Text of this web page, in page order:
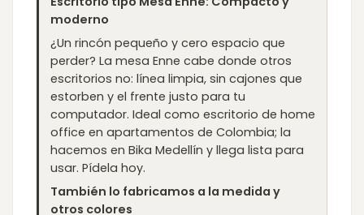
moderno
¿Un rincón pequeño y cero espacio que
perder? La mesa Enne cabe donde otros
escritorios no: línea limpia, sin cajones que
estorben y el frente justo para tu
computador. Ideal como escritorio de home
office en apartamentos de Colombia; la
hacemos en Bika Medellín y llega lista para
usar. Pídela hoy.
También lo fabricamos a la medida y
otros colores